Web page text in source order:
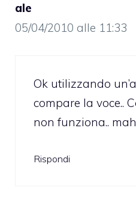
ale
05/04/2010 alle 11:33
Ok utilizzando
compare la voce..
non funziona..
Rispondi